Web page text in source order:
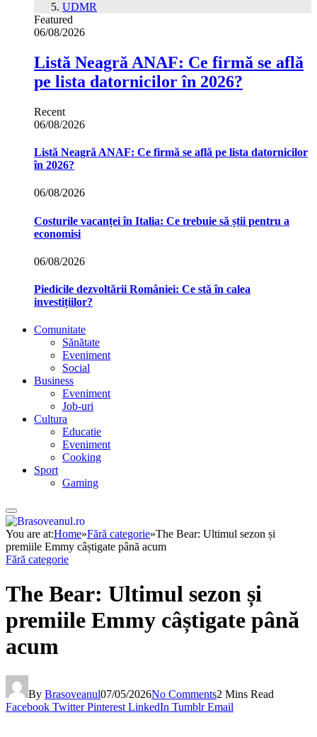
UDMR
Featured
06/08/2026
Listă Neagră ANAF: Ce firmă se află
pe lista datornicilor în 2026?
Recent
06/08/2026
Listă Neagră ANAF: Ce firmă se află pe lista datornicilor
în 2026?
06/08/2026
Costurile vacanței în Italia: Ce trebuie să știi pentru a
economisi
06/08/2026
Piedicile dezvoltării României: Ce stă în calea
investițiilor?
Comunitate
Sănătate
Eveniment
Social
Business
Eveniment
Job-uri
Cultura
Educatie
Eveniment
Cooking
Sport
Gaming
You are at:Home»Fără categorie»The Bear: Ultimul sezon și
premiile Emmy câștigate până acum
Fără categorie
The Bear: Ultimul sezon și
premiile Emmy câștigate până
acum
By Brasoveanul07/05/2026No Comments2 Mins Read
Facebook Twitter Pinterest LinkedIn Tumblr Email